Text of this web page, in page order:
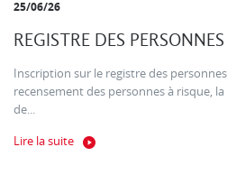
25/06/26
REGISTRE DES
Inscription sur le registre des
recensement des personnes à risque,
de...
Lire la suite